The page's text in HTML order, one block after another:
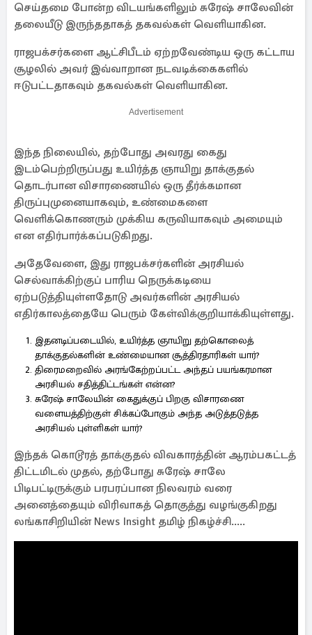
செய்தமை போன்ற விடயங்களிலும் சுரேஷ் சாலேவின்
தலையீடு இருந்ததாகத் தகவல்கள் வெளியாகின.
ராஜபக்சர்களை ஆட்சிபீடம் ஏற்றவேண்டிய ஒரு கட்டாய
சூழலில் அவர் இவ்வாறான நடவடிக்கைகளில்
ஈடுபட்டதாகவும் தகவல்கள் வெளியாகின.
Advertisement
இந்த நிலையில், தற்போது அவரது கைது
இடம்பெற்றிருப்பது உயிர்த்த ஞாயிறு தாக்குதல்
தொடர்பான விசாரணையில் ஒரு தீர்க்கமான
திருப்புமுனையாகவும், உண்மைகளை
வெளிக்கொணரும் முக்கிய கருவியாகவும் அமையும்
என எதிர்பார்க்கப்படுகிறது.
அதேவேளை, இது ராஜபக்சர்களின் அரசியல்
செல்வாக்கிற்குப் பாரிய நெருக்கடியை
ஏற்படுத்தியுள்ளதோடு அவர்களின் அரசியல்
எதிர்காலத்தையே பெரும் கேள்விக்குறியாக்கியுள்ளது.
இதனடிப்படையில், உயிர்த்த ஞாயிறு தற்கொலைத்
தாக்குதல்களின் உண்மையான சூத்திரதாரிகள் யார்?
திரைமறைவில் அரங்கேற்றப்பட்ட அந்தப் பயங்கரமான
அரசியல் சதித்திட்டங்கள் என்ன?
சுரேஷ் சாலேயின் கைதுக்குப் பிறகு விசாரணை
வளையத்திற்குள் சிக்கப்போகும் அந்த அடுத்தடுத்த
அரசியல் புள்ளிகள் யார்?
இந்தக் கொடூரத் தாக்குதல் விவகாரத்தின் ஆரம்பகட்டத்
திட்டமிடல் முதல், தற்போது சுரேஷ் சாலே
பிடிபட்டிருக்கும் பரபரப்பான நிலவரம் வரை
அனைத்தையும் விரிவாகத் தொகுத்து வழங்குகிறது
லங்காசிறியின் News Insight தமிழ் நிகழ்ச்சி.....